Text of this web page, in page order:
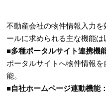
不動産会社の物件情報入力
ールに求められる主な機能は
■多種ポータルサイト連携機
ポータルサイトへ物件情報
能。
■自社ホームページ連動機能